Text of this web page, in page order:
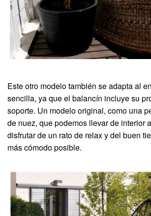
Este otro modelo también se adapta al
sencilla, ya que el balancín incluye su
soporte. Un modelo original, como una
de nuez, que podemos llevar de interior
disfrutar de un rato de relax y del buen
más cómodo posible.